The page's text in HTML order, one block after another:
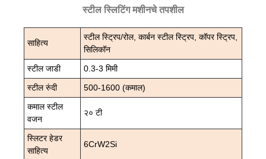
स्टील स्लिटिंग मशीनचे तपशील
साहित्य
स्टील स्ट्रिप/रोल, कार्बन स्टील स्ट्रिप, कॉपर स्ट्रिप,
सिलिकॉन
स्टील जाडी
0.3-3 मिमी
स्टील रुंदी
500-1600 (कमाल)
कमाल स्टील
वजन
२० टी
स्लिटर हेडर
साहित्य
6CrW2Si